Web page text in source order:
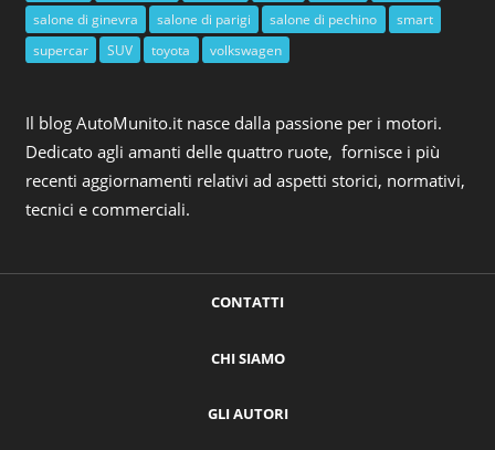
salone di ginevra
salone di parigi salone di pechino
smart
supercar
SUV toyota volkswagen
Il blog AutoMunito.it nasce dalla passione per i motori.
Dedicato agli amanti delle quattro ruote, fornisce i più
recenti aggiornamenti relativi ad aspetti storici, normativi,
tecnici e commerciali.
CONTATTI
CHI SIAMO
GLI AUTORI